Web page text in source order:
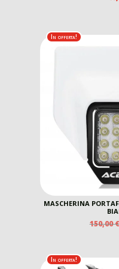
In offerta!
MASCHERINA
150,00€
In offerta!